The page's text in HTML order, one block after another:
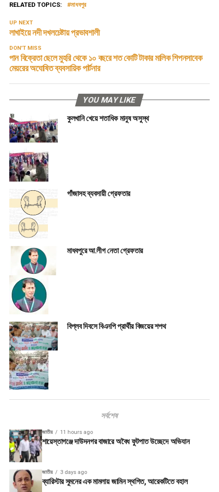
RELATED TOPICS: মাধবপুর
UP NEXT
লাখাইয়ে নদী দখলচেষ্টায় প্রভাবশালী
DON'T MISS
পান বিক্রেতা ছেলে মুহরি থেকে ১০ বছরে শত কোটি টাকার মালিক শিপনসাবেক
মেয়রের অঘোষিত ব্যবসায়িক পার্টনার
YOU MAY LIKE
কুলখানি খেয়ে শতাধিক মানুষ অসুস্থ
গাঁজাসহ ব্যবসায়ী গ্রেফতার
মাধবপুরে আ.লীগ নেতা গ্রেফতার
বিপ্লব দিবসে বিএনপি প্রার্থীর বিজয়ের শপথ
সর্বশেষ
জাতীয় 11 hours ago
শায়েস্তাগঞ্জে দাউদনগর বাজারে অবৈধ ফুটপাত উচ্ছেদে অভিযান
জাতীয় 3 days ago
ব্যারিস্টার সুমনের এক মামলায় জামিন স্থগিত, আরেকটিতে বহাল